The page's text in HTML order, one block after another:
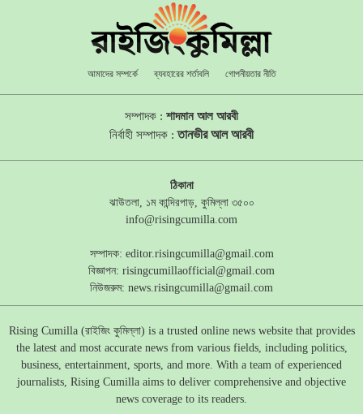
আমাদের সম্পর্কে ব্যবহারের শর্তাবলি গোপনীয়তার নীতি
সম্পাদক : শাদমান আল আরবী
নির্বাহী সম্পাদক :তানভীর আল আরবী
ঠিকানা
ঝাউতলা, ১ম কান্দিরপাড়, কুমিল্লা ৩৫০০
info@risingcumilla.com
সম্পাদক: editor.risingcumilla@gmail.com
বিজ্ঞাপন: risingcumillaofficial@gmail.com
নিউজরুম: news.risingcumilla@gmail.com
Rising Cumilla (রাইজিং কুমিল্লা) is a trusted online news website that provides
the latest and most accurate news from various fields, including politics,
business, entertainment, sports, and more. With a team of experienced
journalists, Rising Cumilla aims to deliver comprehensive and objective
news coverage to its readers.